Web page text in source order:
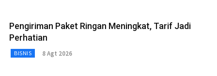
Pengiriman Paket Ringan Meningkat, Tarif Jadi
Perhatian
BISNIS 8 Agt 2026